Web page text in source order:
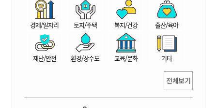
산
경제/일자리 토지/주택 복지/건강 출산/육아
재난/안전 환경/상수도 교육/문화 기타
전체보기